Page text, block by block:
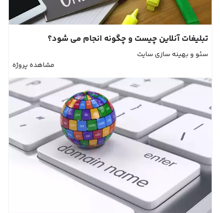
تبلیغات آنلاین چیست و چگونه انجام می شود؟
سئو و بهینه سازی سایت
مشاهده پروژه